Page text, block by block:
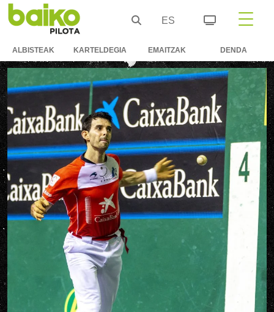
ES
ALBISTEAK KARTELDEGIA EMAITZAK DENDA